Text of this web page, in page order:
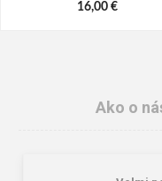
16,00 €
Ako o